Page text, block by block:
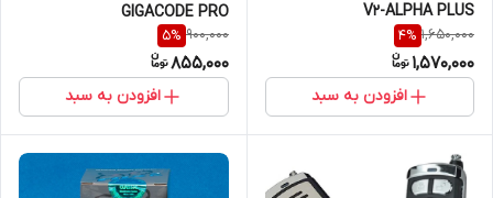
V2-ALPHA PLUS
1,650,000
4%
1,570,000
افزودن به سبد
GIGACODE PRO
900,000
5%
855,000
افزودن به سبد